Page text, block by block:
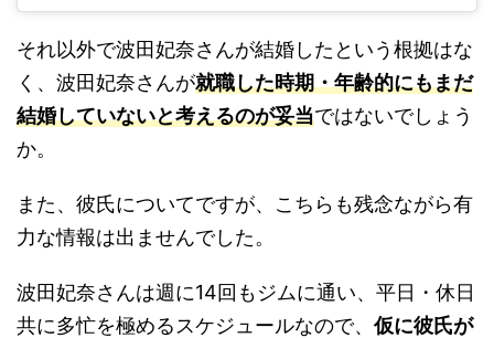
それ以外で波田妃奈さんが結婚したという根拠はな
く、波田妃奈さんが就職した時期・年齢的にもまだ
結婚していないと考えるのが妥当ではないでしょう
か。
また、彼氏についてですが、こちらも残念ながら有
力な情報は出ませんでした。
波田妃奈さんは週に14回もジムに通い、平日・休日
共に多忙を極めるスケジュールなので、仮に彼氏が